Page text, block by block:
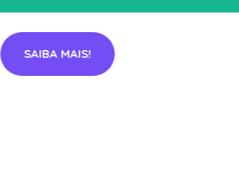
SAIBA MAIS!